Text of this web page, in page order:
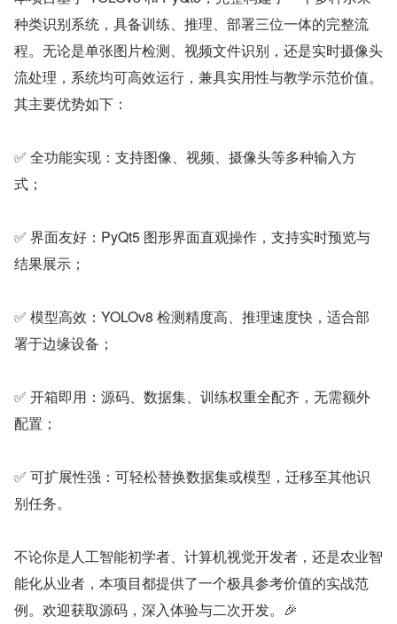
种类识别系统，具备训练、推理、部署三位一体的完整流
程。无论是单张图片检测、视频文件识别，还是实时摄像头
流处理，系统均可高效运行，兼具实用性与教学示范价值。
其主要优势如下：
✅ 全功能实现：支持图像、视频、摄像头等多种输入方
式；
✅ 界面友好：PyQt5 图形界面直观操作，支持实时预览与
结果展示；
✅ 模型高效：YOLOv8 检测精度高、推理速度快，适合部
署于边缘设备；
✅ 开箱即用：源码、数据集、训练权重全配齐，无需额外
配置；
✅ 可扩展性强：可轻松替换数据集或模型，迁移至其他识
别任务。
不论你是人工智能初学者、计算机视觉开发者，还是农业智
能化从业者，本项目都提供了一个极具参考价值的实战范
例。欢迎获取源码，深入体验与二次开发。🎉